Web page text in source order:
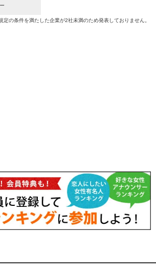
の条件を満たした企業が2社未満のため発表しておりません。